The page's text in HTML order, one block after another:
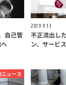
自己管
2019.9.13
不正流出し
ン、サービ
ニュース